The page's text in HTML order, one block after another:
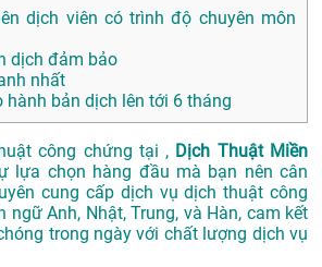
dịch viên có trình độ chuyên môn
dịch đảm bảo
nhất
hành bản dịch lên tới 6 tháng
công chứng tại , Dịch Thuật Miền
lựa chọn hàng đầu mà bạn nên cân
cung cấp dịch vụ dịch thuật công
ngữ Anh, Nhật, Trung, và Hàn, cam kết
trong ngày với chất lượng dịch vụ